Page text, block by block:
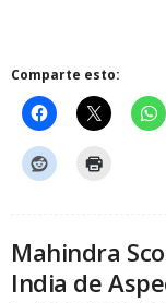
Comparte esto:
Mahindra
India de